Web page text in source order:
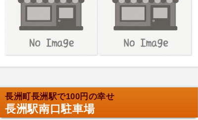
長洲町長洲駅で100円の幸せ
長洲駅南口駐車場